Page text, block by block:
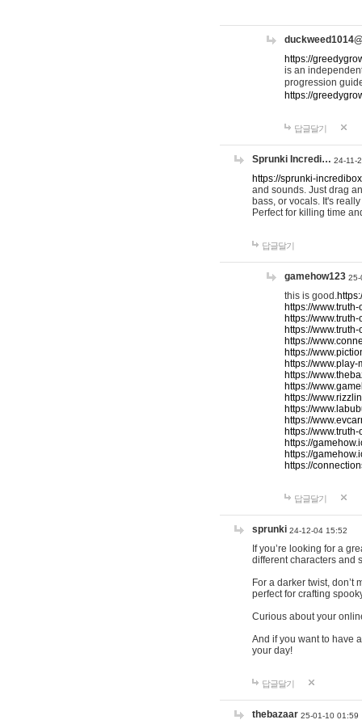
https://
is an
progression
https://
답글달기
Sprunki Incredi… 24-11-
https://sprunki-
and sounds. Just drag
bass, or vocals. It's
Perfect for killing time
답글달기
gamehow123 25-
this is good.
https://
https://
https://
https://
https://
https://
https://
https://
https://
https://
https://
https://
https://
https://
https://
답글달기
sprunki 24-12-04 15:52
If you’re looking for a
different characters and
For a darker twist, don’t
perfect for crafting
Curious about your
And if you want to have
your day!
답글달기
thebazaar 25-01-10 01:59